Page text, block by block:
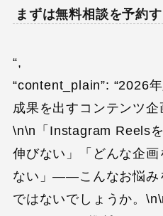
まずは無料相談を予約
“,
“content_plain”: “2026
成果を出すコンテンツ
\n\n「Instagram Reels
伸びない」「どんな企
ない」——こんなお悩み
ではないでしょうか。